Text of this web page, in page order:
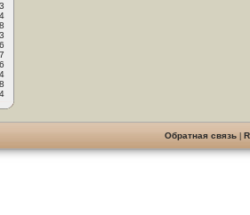
Обратная связь